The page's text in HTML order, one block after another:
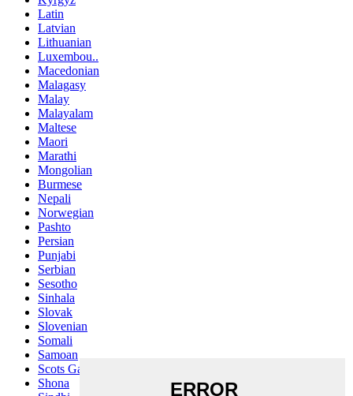
Latin
Latvian
Lithuanian
Luxembou..
Macedonian
Malagasy
Malay
Malayalam
Maltese
Maori
Marathi
Mongolian
Burmese
Nepali
Norwegian
Pashto
Persian
Punjabi
Serbian
Sesotho
Sinhala
Slovak
Slovenian
Somali
Samoan
Scots Gaelic
Shona